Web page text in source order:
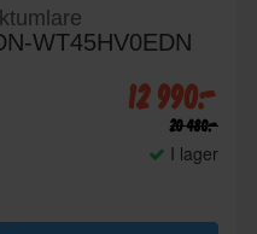
WT45HV0EDN
12 990:-
20 480:-
I lager